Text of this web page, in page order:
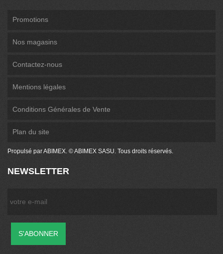
Promotions
Nos magasins
Contactez-nous
Mentions légales
Conditions Générales de Vente
Plan du site
Propulsé par ABIMEX. © ABIMEX SASU. Tous droits réservés.
NEWSLETTER